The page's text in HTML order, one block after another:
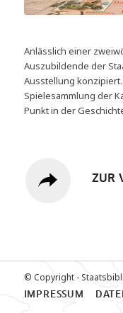
Anlässlich einer
Auszubildende der
Ausstellung
Spielesammlung der
Punkt in der
ZUR
© Copyright -
IMPRESSUM